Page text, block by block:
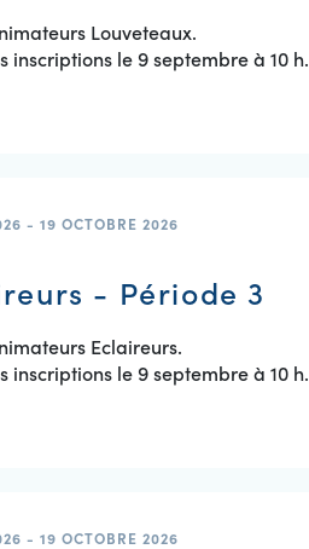
Louveteaux.
inscriptions le 9 septembre à 10 h.
- 19 OCTOBRE 2026
- Période 3
Eclaireurs.
inscriptions le 9 septembre à 10 h.
- 19 OCTOBRE 2026